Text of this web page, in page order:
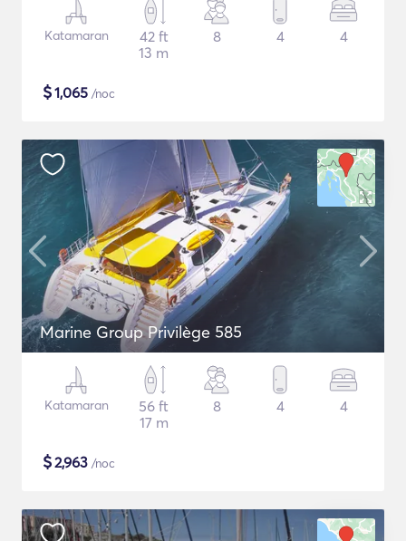
Katamaran
42 ft
13 m
8 4 4
$1,065 /noc
Marine Group Privilège 585
Katamaran
56 ft
17 m
8 4 4
$2,963 /noc